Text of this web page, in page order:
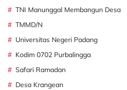
TNI Manunggal Membangun Desa
TMMD/N
Universitas Negeri Padang
Kodim 0702 Purbalingga
Safari Ramadan
Desa Krangean